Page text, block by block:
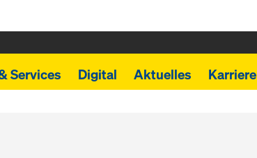
Services Digital Aktuelles Karriere